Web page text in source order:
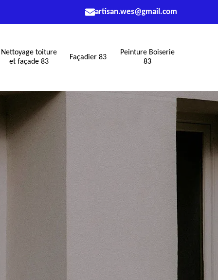
artisan.wes@gmail.com
Nettoyage toiture
et façade 83
Façadier 83
Peinture Boiserie
83